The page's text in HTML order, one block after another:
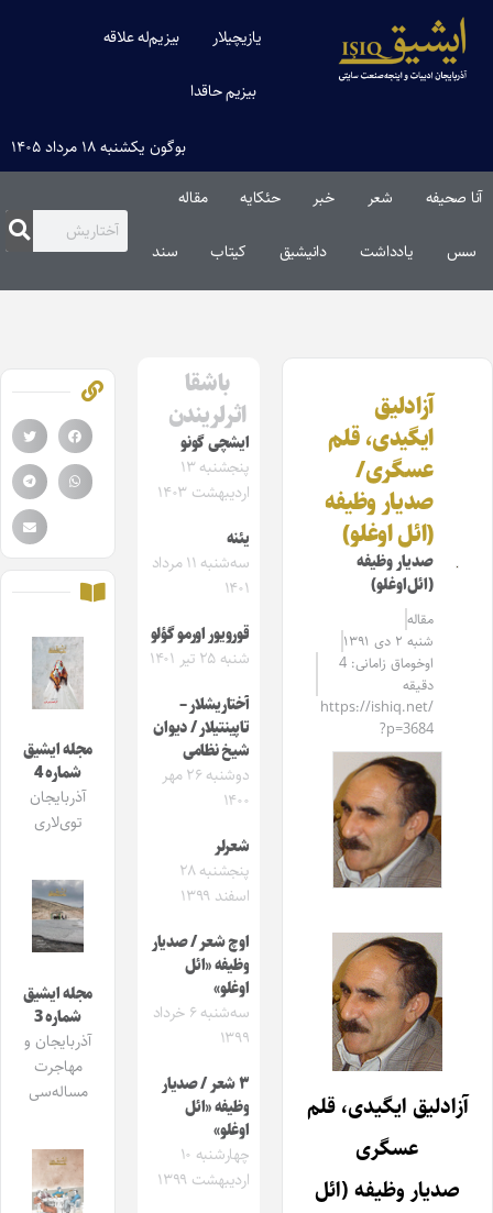
یازیچیلار بیزیم‌له علاقه
بیزیم حاقدا
بوگون یکشنبه ۱۸ مرداد ۱۴۰۵
آنا صحیفه شعر خبر حئکایه مقاله‌
سس یادداشت دانیشیق کیتاب سند
آزادلیق
ایگیدی، قلم
عسگری/
صدیار وظیفه
(ائل اوغلو)
صدیار وظیفه
(ائل‌اوغلو)
مقاله‌
شنبه ۲ دی ۱۳۹۱
اوخوماق زامانی: 4
دقیقه
https://ishiq.net/
?p=3684
آزادلیق ایگیدی، قلم
عسگری
صدیار وظیفه (ائل
باشقا
اثرلریندن
ایشچی گونو
پنجشنبه ۱۳
اردیبهشت ۱۴۰۳
یئنه‌
سه‌شنبه ۱۱ مرداد
۱۴۰۱
قورویور اورمو گؤلو
شنبه ۲۵ تیر ۱۴۰۱
آختاریشلار –
تاپینتیلار / دیوان
شیخ نظامی
دوشنبه ۲۶ مهر
۱۴۰۰
شعرلر
پنجشنبه ۲۸
اسفند ۱۳۹۹
اوچ شعر / صدیار
وظیفه «ائل
اوغلو»
سه‌شنبه ۶ خرداد
۱۳۹۹
۳ شعر / صدیار
وظیفه «ائل
اوغلو»
چهارشنبه ۱۰
اردیبهشت ۱۳۹۹
مجله ایشیق
شماره 4
آذربایجان
توی‌لاری
مجله ایشیق
شماره 3
آذربایجان و
مهاجرت
مساله‌سی